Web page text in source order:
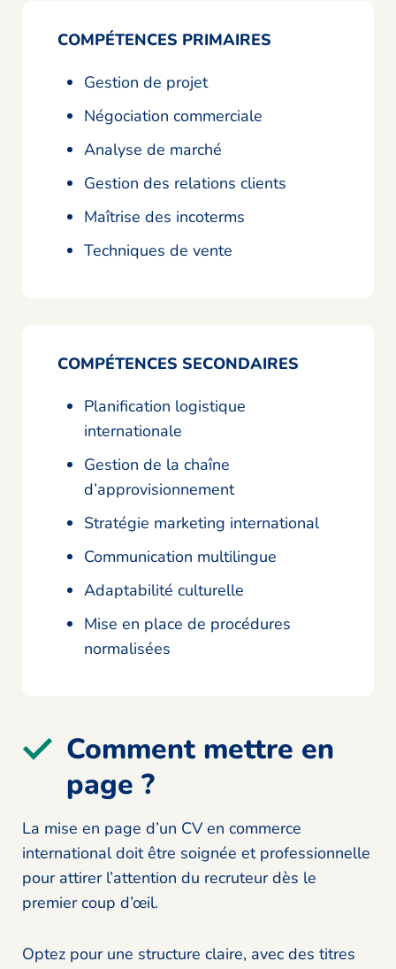
COMPÉTENCES PRIMAIRES
Gestion de projet
Négociation commerciale
Analyse de marché
Gestion des relations clients
Maîtrise des incoterms
Techniques de vente
COMPÉTENCES SECONDAIRES
Planification logistique
internationale
Gestion de la chaîne
d’approvisionnement
Stratégie marketing international
Communication multilingue
Adaptabilité culturelle
Mise en place de procédures
normalisées
Comment mettre en
page ?
La mise en page d’un CV en commerce
international doit être soignée et professionnelle
pour attirer l’attention du recruteur dès le
premier coup d’œil.
Optez pour une structure claire, avec des titres